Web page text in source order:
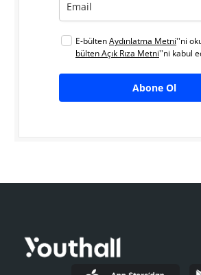
E-bültenAydınlatma Metni''ni
bülten Açık Rıza Metni''ni kabul
Abone Ol